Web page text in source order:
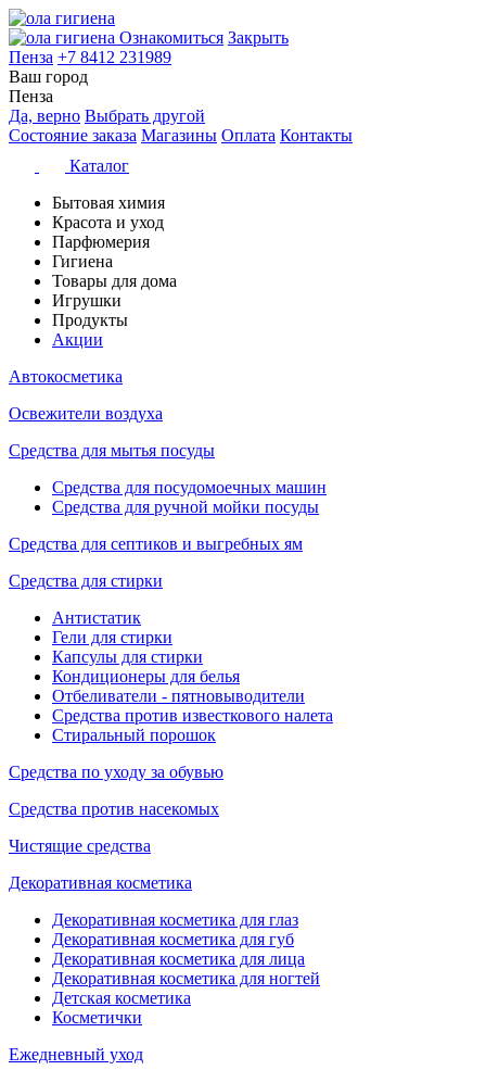
Ознакомиться Закрыть
Пенза +7 8412 231989
Ваш город
Пенза
Да, верно Выбрать другой
Состояние заказа Магазины Оплата Контакты
Каталог
Бытовая химия
Красота и уход
Парфюмерия
Гигиена
Товары для дома
Игрушки
Продукты
Акции
Автокосметика
Освежители воздуха
Средства для мытья посуды
Средства для посудомоечных машин
Средства для ручной мойки посуды
Средства для септиков и выгребных ям
Средства для стирки
Антистатик
Гели для стирки
Капсулы для стирки
Кондиционеры для белья
Отбеливатели - пятновыводители
Средства против известкового налета
Стиральный порошок
Средства по уходу за обувью
Средства против насекомых
Чистящие средства
Декоративная косметика
Декоративная косметика для глаз
Декоративная косметика для губ
Декоративная косметика для лица
Декоративная косметика для ногтей
Детская косметика
Косметички
Ежедневный уход